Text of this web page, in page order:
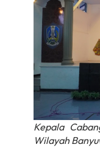
Kepala
Wilayah